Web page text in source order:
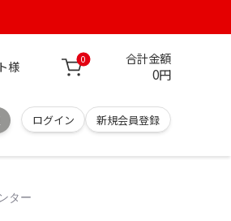
様 0 合計金額
0円
ログイン 新規会員登録
ター